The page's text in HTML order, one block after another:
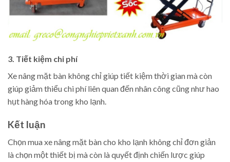
3. Tiết kiệm chi phí
Xe nâng mặt bàn không chỉ giúp tiết kiệm thời gian mà còn
giúp giảm thiểu chi phí liên quan đến nhân công cũng như hao
hụt hàng hóa trong kho lạnh.
Kết luận
Chọn mua xe nâng mặt bàn cho kho lạnh không chỉ đơn giản
là chọn một thiết bị mà còn là quyết định chiến lược giúp